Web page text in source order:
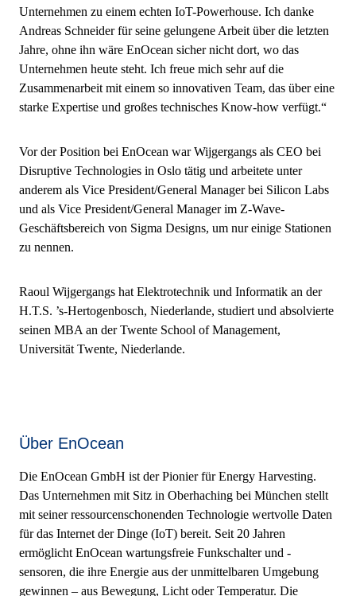
Unternehmen zu einem echten IoT-Powerhouse. Ich danke
Andreas Schneider für seine gelungene Arbeit über die letzten
Jahre, ohne ihn wäre EnOcean sicher nicht dort, wo das
Unternehmen heute steht. Ich freue mich sehr auf die
Zusammenarbeit mit einem so innovativen Team, das über eine
starke Expertise und großes technisches Know-how verfügt.“
Vor der Position bei EnOcean war Wijgergangs als CEO bei
Disruptive Technologies in Oslo tätig und arbeitete unter
anderem als Vice President/General Manager bei Silicon Labs
und als Vice President/General Manager im Z-Wave-
Geschäftsbereich von Sigma Designs, um nur einige Stationen
zu nennen.
Raoul Wijgergangs hat Elektrotechnik und Informatik an der
H.T.S. ’s-Hertogenbosch, Niederlande, studiert und absolvierte
seinen MBA an der Twente School of Management,
Universität Twente, Niederlande.
Über EnOcean
Die EnOcean GmbH ist der Pionier für Energy Harvesting.
Das Unternehmen mit Sitz in Oberhaching bei München stellt
mit seiner ressourcenschonenden Technologie wertvolle Daten
für das Internet der Dinge (IoT) bereit. Seit 20 Jahren
ermöglicht EnOcean wartungsfreie Funkschalter und -
sensoren, die ihre Energie aus der unmittelbaren Umgebung
gewinnen – aus Bewegung, Licht oder Temperatur. Die